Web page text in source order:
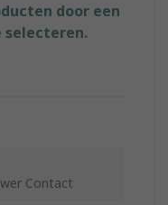
door een
selecteren.
Contact